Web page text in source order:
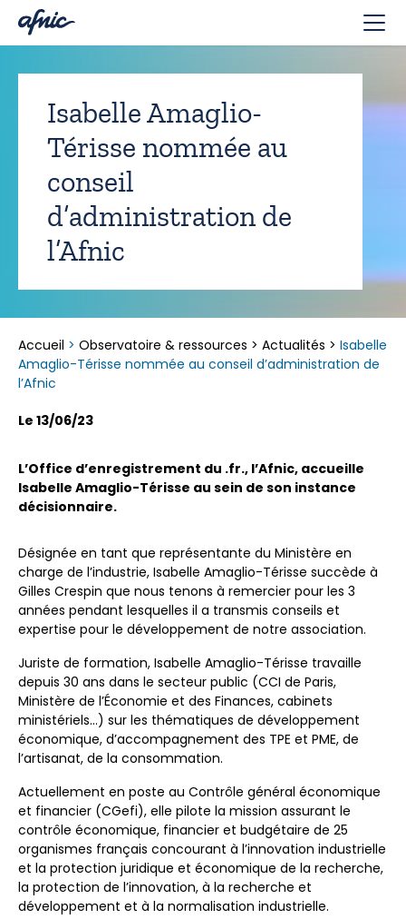
Isabelle Amaglio-
Térisse nommée au
conseil
d’administration de
l’Afnic
Accueil > Observatoire & ressources > Actualités > Isabelle
Amaglio-Térisse nommée au conseil d’administration de
l’Afnic
Le 13/06/23
L’Office d’enregistrement du .fr., l’Afnic, accueille
Isabelle Amaglio-Térisse au sein de son instance
décisionnaire.
Désignée en tant que représentante du Ministère en
charge de l’industrie, Isabelle Amaglio-Térisse succède à
Gilles Crespin que nous tenons à remercier pour les 3
années pendant lesquelles il a transmis conseils et
expertise pour le développement de notre association.
Juriste de formation, Isabelle Amaglio-Térisse travaille
depuis 30 ans dans le secteur public (CCI de Paris,
Ministère de l’Économie et des Finances, cabinets
ministériels…) sur les thématiques de développement
économique, d’accompagnement des TPE et PME, de
l’artisanat, de la consommation.
Actuellement en poste au Contrôle général économique
et financier (CGefi), elle pilote la mission assurant le
contrôle économique, financier et budgétaire de 25
organismes français concourant à l’innovation industrielle
et la protection juridique et économique de la recherche,
la protection de l’innovation, à la recherche et
développement et à la normalisation industrielle.
Panneau de gestion des cookies